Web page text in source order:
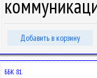
Добавить в корзину
ББК 81.